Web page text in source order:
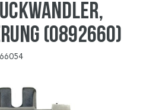
(0892660)